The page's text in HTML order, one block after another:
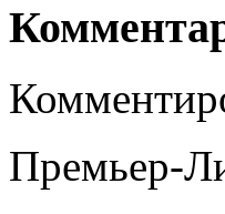
Премьер-